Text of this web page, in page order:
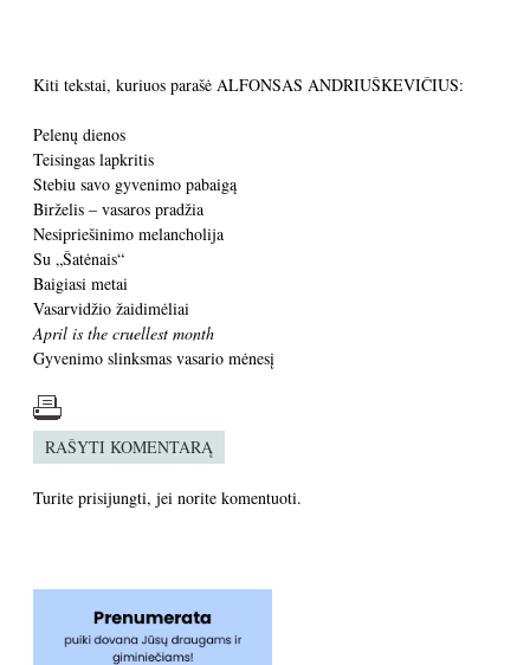
Kiti tekstai, kuriuos parašė ALFONSAS ANDRIUŠKEVIČIUS:
Pelenų dienos
Teisingas lapkritis
Stebiu savo gyvenimo pabaigą
Birželis – vasaros pradžia
Nesipriešinimo melancholija
Su „Šatėnais“
Baigiasi metai
Vasarvidžio žaidimėliai
April is the cruellest month
Gyvenimo slinksmas vasario mėnesį
RAŠYTI KOMENTARĄ
Turite prisijungti, jei norite komentuoti.